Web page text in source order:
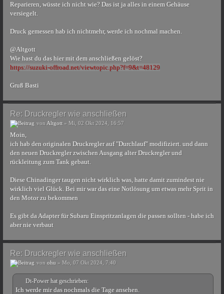
Reparieren, wüsste ich nicht wie? Das ist ja alles in einem Gehäuse
versiegelt.
Druck gemessen hab ich nichtmehr, werde ich nochmal machen.
@Altgott
Wie hast du das hier mit dem anschließen gelöst?
https://suzuki-offroad.net/viewtopic.php?f=9&t=48129
Gruß Basti
Re: Druckregler wie anschließen
von Altgott » Mi, 02 Okt 2024, 16:57
Moin,
ich hab den originalen Druckregler auf "Durchlauf" modifiziert. und dann
den neuen Druckregler zwischen Ausgang alter Druckregler und
rückleitung zum Tank gebaut.
Diese Chinadinger taugen nicht wirklich was, hatte damit zumindest nie
wirklich viel Glück. Bei mir war das eine Notlösung um etwas mehr Sprit in
den Motor zu bekommen
Es gibt da Adapter für Subaru Einspritzanlagen die passen sollten - habe ich
aber nie verbaut
Re: Druckregler wie anschließen
von ohu » Mo, 07 Okt 2024, 7:40
Dt-Power hat geschrieben:
Ich werde mir das nochmals die Tage ansehen.